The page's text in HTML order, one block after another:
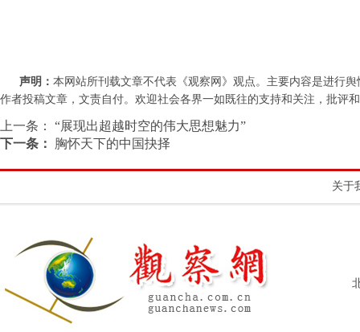
声明： 本网站所刊载文章不代表《观察网》观点。主要内容是进行
作者投稿文章，文责自付。欢迎社会各界一如既往的支持和关注，批评和
上一条：
“展现出超越时空的伟大思想魅力”
下一条：
胸怀天下的中国抉择
关于